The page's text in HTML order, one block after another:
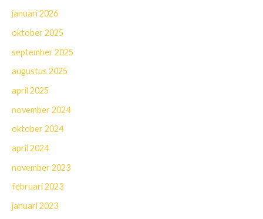
januari 2026
oktober 2025
september 2025
augustus 2025
april 2025
november 2024
oktober 2024
april 2024
november 2023
februari 2023
januari 2023